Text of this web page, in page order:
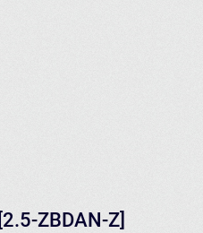
[2.5-ZBDAN-Z]